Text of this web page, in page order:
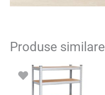
Produse similare